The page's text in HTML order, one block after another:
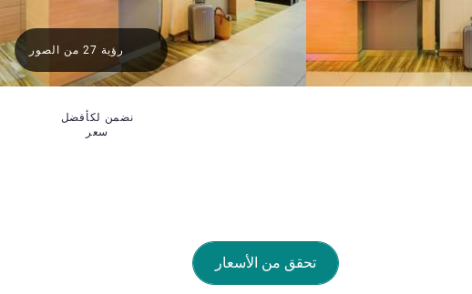
نضمن لكأفضل
سعر
رؤية 27 من الصور
تحقق من الأسعار